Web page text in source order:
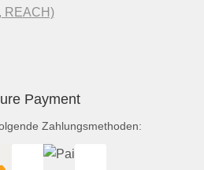
REACH)
Payment
Zahlungsmethoden: